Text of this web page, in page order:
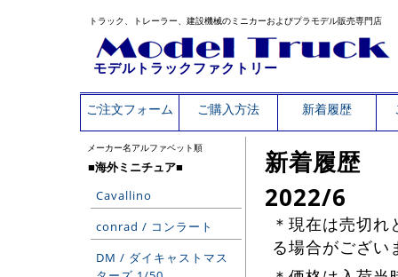
トラック、トレーラー、建設機械のミニカーおよびプラモデル販売専門店
モデルトラックファクトリー
ご注文フォーム ご購入方法 新着履歴
メーカー名アルファベット順
■海外ミニチュア■
Cavallino
conrad / コンラート
DM / ダイキャストマス
新着履歴
2022/6
＊現在は売切
る場合がござい